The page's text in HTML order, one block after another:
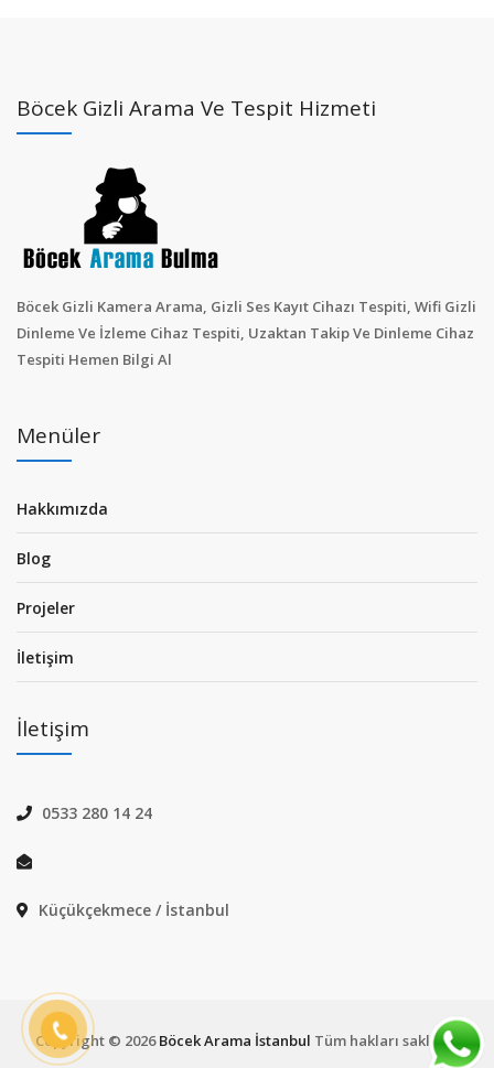
Böcek Gizli Arama Ve Tespit Hizmeti
Böcek Gizli Kamera Arama, Gizli Ses Kayıt Cihazı Tespiti, Wifi Gizli
Dinleme Ve İzleme Cihaz Tespiti, Uzaktan Takip Ve Dinleme Cihaz
Tespiti Hemen Bilgi Al
Menüler
Hakkımızda
Blog
Projeler
İletişim
İletişim
0533 280 14 24
Küçükçekmece / İstanbul
Copyright © 2026Böcek Arama İstanbul Tüm hakları saklıdır.